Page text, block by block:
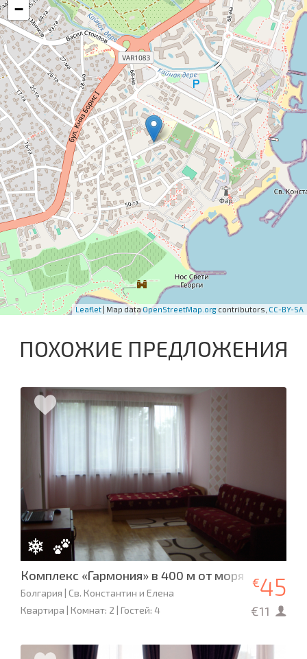
−
Leaflet | Map dataOpenStreetMap.org contributors, CC-BY-SA
ПОХОЖИЕ ПРЕДЛОЖЕНИЯ
Комплекс «Гармония» в 400 м от моря
Болгария | Св. Константин и Елена
Квартира | Комнат: 2 | Гостей: 4
€45
€11